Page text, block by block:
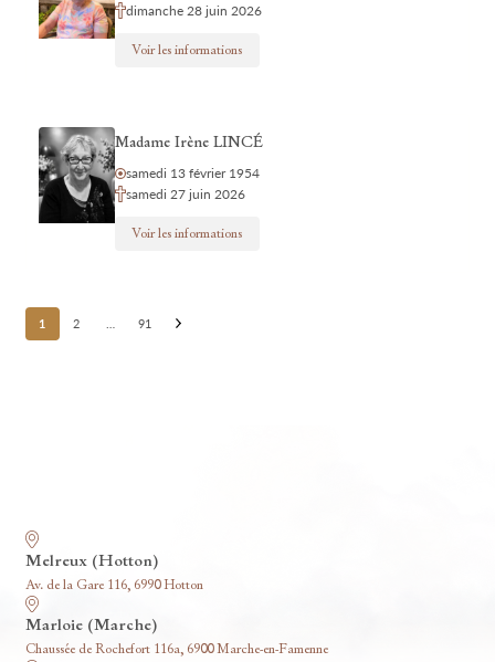
dimanche 28 juin 2026
Voir les informations
Madame Irène LINCÉ
samedi 13 février 1954
samedi 27 juin 2026
Voir les informations
Posts
pagination
1 2 91
Melreux (Hotton)
Av. de la Gare 116, 6990 Hotton
Marloie (Marche)
Chaussée de Rochefort 116a, 6900 Marche-en-Famenne